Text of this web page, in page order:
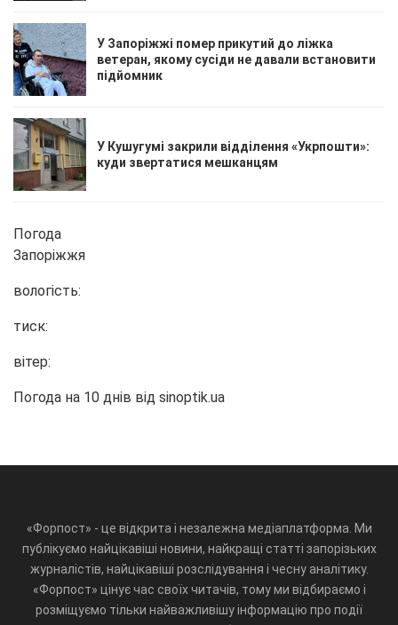
У Запоріжжі помер прикутий до ліжка
ветеран, якому сусіди не давали встановити
підйомник
У Кушугумі закрили відділення «Укрпошти»:
куди звертатися мешканцям
Погода
Запоріжжя
вологість:
тиск:
вітер:
Погода на 10 днів від sinoptik.ua
«Форпост» - це відкрита і незалежна медіаплатформа. Ми
публікуємо найцікавіші новини, найкращі статті запорізьких
журналістів, найцікавіші розслідування і чесну аналітику.
«Форпост» цінує час своїх читачів, тому ми відбираємо і
розміщуємо тільки найважливішу інформацію про події